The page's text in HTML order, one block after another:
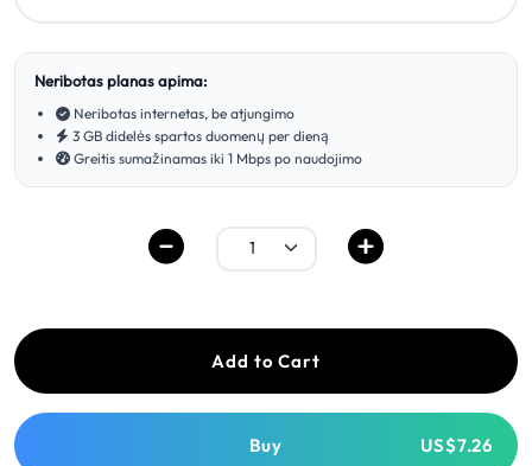
Neribotas planas apima:
Neribotas internetas, be atjungimo
3 GB didelės spartos duomenų per dieną
Greitis sumažinamas iki 1 Mbps po naudojimo
Add to Cart
Buy US$7.26